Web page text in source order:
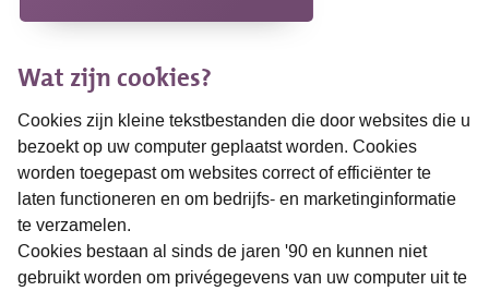
Wat zijn cookies?
Cookies zijn kleine tekstbestanden die door websites die u
bezoekt op uw computer geplaatst worden. Cookies
worden toegepast om websites correct of efficiënter te
laten functioneren en om bedrijfs- en marketinginformatie
te verzamelen.
Cookies bestaan al sinds de jaren '90 en kunnen niet
gebruikt worden om privégegevens van uw computer uit te